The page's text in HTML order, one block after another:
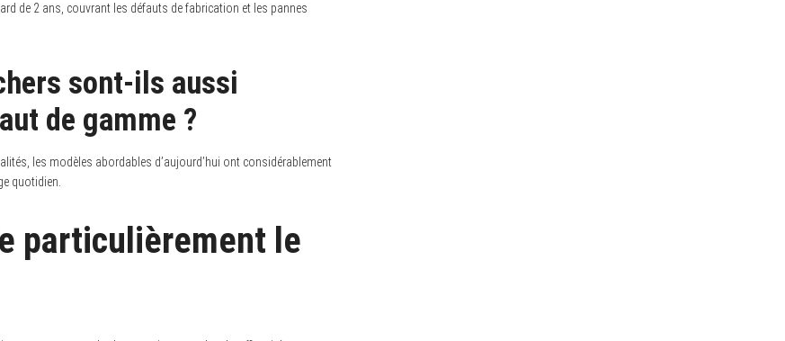
de 2 ans, couvrant les défauts de fabrication et les pannes
sont-ils aussi
de gamme ?
les modèles abordables d’aujourd’hui ont considérablement
quotidien.
particulièrement le